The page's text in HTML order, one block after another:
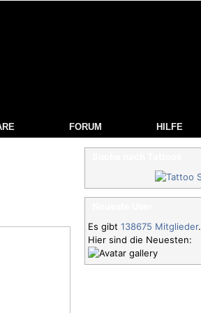
FORUM HILFE
Es gibt 138675 Mitglieder.
Hier sind die Neuesten: